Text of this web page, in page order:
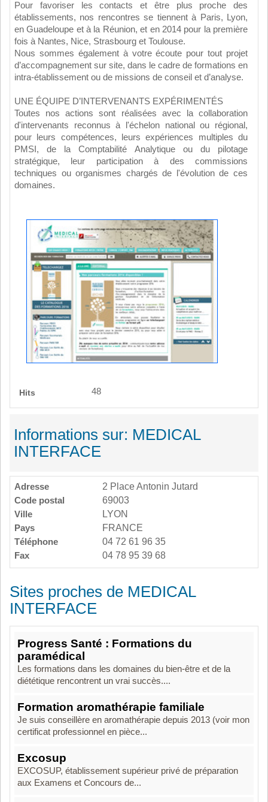
Pour favoriser les contacts et être plus proche des
établissements, nos rencontres se tiennent à Paris, Lyon,
en Guadeloupe et à la Réunion, et en 2014 pour la première
fois à Nantes, Nice, Strasbourg et Toulouse.
Nous sommes également à votre écoute pour tout projet
d’accompagnement sur site, dans le cadre de formations en
intra-établissement ou de missions de conseil et d’analyse.
UNE ÉQUIPE D’INTERVENANTS EXPÉRIMENTÉS
Toutes nos actions sont réalisées avec la collaboration
d'intervenants reconnus à l'échelon national ou régional,
pour leurs compétences, leurs expériences multiples du
PMSI, de la Comptabilité Analytique ou du pilotage
stratégique, leur participation à des commissions
techniques ou organismes chargés de l'évolution de ces
domaines.
Hits 48
Informations sur: MEDICAL
INTERFACE
Adresse
2 Place Antonin Jutard
Code postal
69003
Ville
LYON
Pays
FRANCE
Téléphone
04 72 61 96 35
Fax
04 78 95 39 68
Sites proches de MEDICAL
INTERFACE
Progress Santé : Formations du
paramédical
Les formations dans les domaines du bien-être et de la
diététique rencontrent un vrai succès....
Formation aromathérapie familiale
Je suis conseillère en aromathérapie depuis 2013 (voir mon
certificat professionnel en pièce...
Excosup
EXCOSUP, établissement supérieur privé de préparation
aux Examens et Concours de...